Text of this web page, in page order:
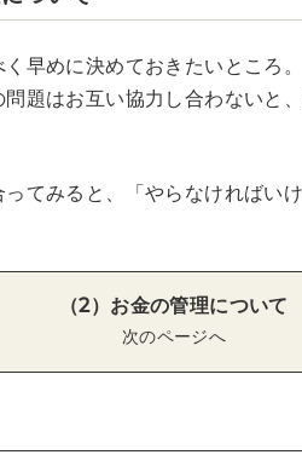
早めに決めておきたいところ。
題はお互い協力し合わないと
てみると、「やらなければい
（2）お金の管理について
次のページへ